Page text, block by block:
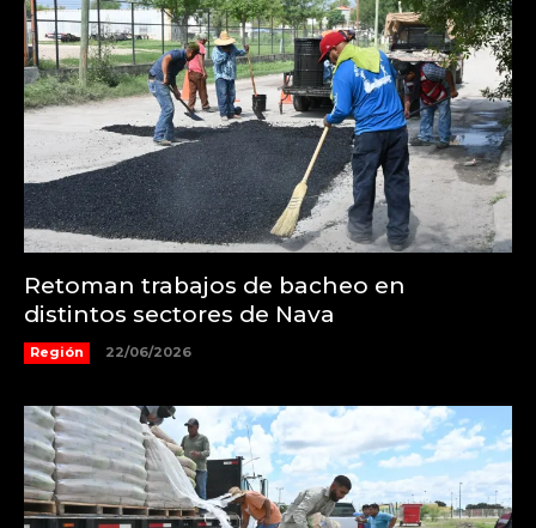
Retoman trabajos de bacheo en
distintos sectores de Nava
Región 22/06/2026